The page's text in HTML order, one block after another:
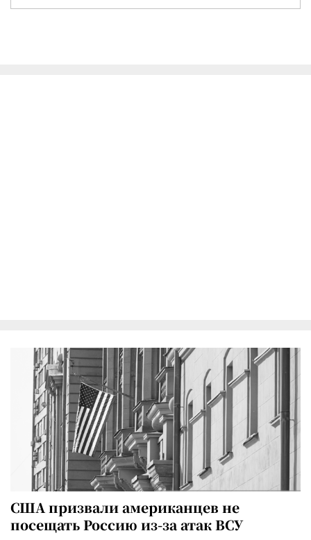
США призвали американцев не
посещать Россию из-за атак ВСУ